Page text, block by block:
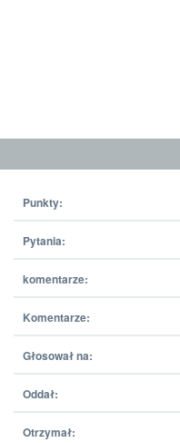
Punkty:
Pytania:
komentarze:
Komentarze:
Głosował na:
Oddał:
Otrzymał: